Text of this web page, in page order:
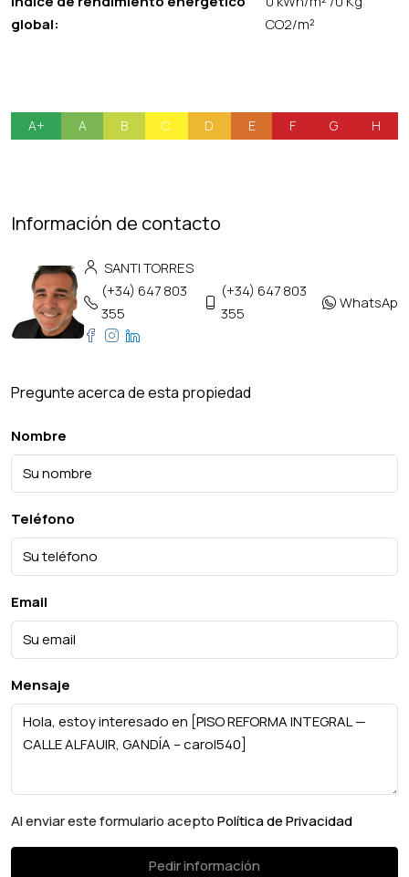
global:
CO2/m²
A+ A B C D E F G H
Información de contacto
SANTI TORRES
(+34) 647 803
355
(+34) 647 803
355
WhatsApp
Pregunte acerca de esta propiedad
Nombre
Teléfono
Email
Mensaje
Al enviar este formulario aceptoPolítica de Privacidad
Pedir información